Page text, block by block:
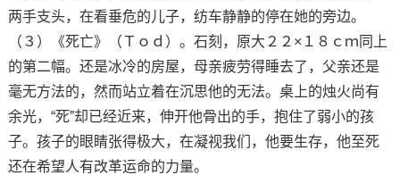
两手支头，在看垂危的儿子，纺车静静的停在她的旁边。
（３）《死亡》（Ｔｏｄ）。石刻，原大２２×１８ｃｍ同上
的第二幅。还是冰冷的房屋，母亲疲劳得睡去了，父亲还是
毫无方法的，然而站立着在沉思他的无法。桌上的烛火尚有
余光，“死”却已经近来，伸开他骨出的手，抱住了弱小的孩
子。孩子的眼睛张得极大，在凝视我们，他要生存，他至死
还在希望人有改革运命的力量。